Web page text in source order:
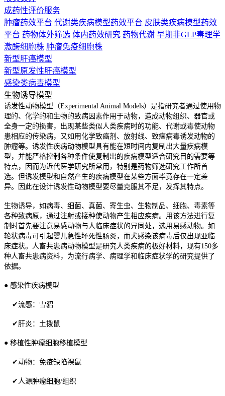
成药性评价服务
肿瘤药效平台 代谢类疾病模型药效平台 皮肤类疾病模型药效
平台 药物体外筛选 体内药效研究 药物代谢 早期非GLP毒理学
激酶细胞株 肿瘤免疫细胞株
新型肝癌模型
新型原发性肝癌模型
感染类病毒模型
生物诱导模型
诱发性动物模型（Experimental Animal Models）是指研究者通过使用物
理的、化学的和生物的致病因素作用于动物，造成动物组织、器官或
全身一定的损害，出现某些类似人类疾病时的功能、代谢或毒使动物
患相应的传染病，又如用化学致癌剂、放射线、致癌病毒诱发动物的
肿瘤等。诱发性疾病动物模型具有能在短时间内复制出大量疾病模
型，并能严格控制各种条件使复制出的疾病模型适合研究目的需要等
特点，因而为近代医学研究所常用，特别是药物筛选研究工作所首
选。但诱发模型和自然产生的疾病模型在某些方面毕竟存在一定差
异。因此在设计诱发性动物模型要尽量克服其不足，发挥其特点。
生物诱导，如病毒、细菌、真菌、寄生虫、生物制品、细胞、毒素等
各种致病原，通过注射或接种使动物产生相应疾病。用该方法进行复
制时首先要注意易感动物与人临床症状的异同处，选用易感动物。如
轮状病毒可引起婴儿急性坏死性肠炎，而犬感染该病毒后仅出现亚临
床症状。人畜共患病动物模型是研究人类疾病的极好材料，现有150多
种人畜共患病资料，为流行病学、病理学和临床症状学的研究提供了
依据。
● 感染性疾病模型
✔流感：雪貂
✔肝炎：土拨鼠
● 移植性肿瘤细胞移植模型
✔动物：免疫缺陷裸鼠
✔人源肿瘤细胞/组织